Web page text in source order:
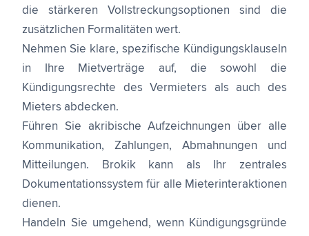
die stärkeren Vollstreckungsoptionen sind die
zusätzlichen Formalitäten wert.
Nehmen Sie klare, spezifische Kündigungsklauseln
in Ihre Mietverträge auf, die sowohl die
Kündigungsrechte des Vermieters als auch des
Mieters abdecken.
Führen Sie akribische Aufzeichnungen über alle
Kommunikation, Zahlungen, Abmahnungen und
Mitteilungen. Brokik kann als Ihr zentrales
Dokumentationssystem für alle Mieterinteraktionen
dienen.
Handeln Sie umgehend, wenn Kündigungsgründe